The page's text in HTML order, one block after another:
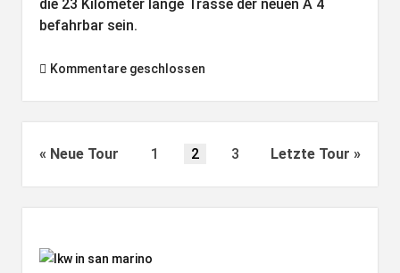
die 23 Kilometer lange Trasse der neuen A 4
befahrbar sein.
Kommentare geschlossen
Seitennummerierung
Neue Tour 1 2 3 Letzte Tour